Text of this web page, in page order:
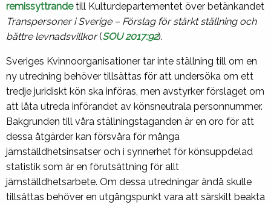
remissyttrandetill Kulturdepartementet över betänkandet
Transpersoner i Sverige – Förslag för stärkt ställning och
bättre levnadsvillkor(SOU 2017:92).
Sveriges Kvinnoorganisationer tar inte ställning till om en
ny utredning behöver tillsättas för att undersöka om ett
tredje juridiskt kön ska införas, men avstyrker förslaget om
att låta utreda införandet av könsneutrala personnummer.
Bakgrunden till våra ställningstaganden är en oro för att
dessa åtgärder kan försvåra för många
jämställdhetsinsatser och i synnerhet för könsuppdelad
statistik som är en förutsättning för allt
jämställdhetsarbete. Om dessa utredningar ändå skulle
tillsättas behöver en utgångspunkt vara att särskilt beakta